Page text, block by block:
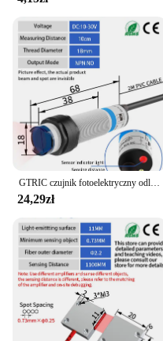
GTRIC czujnik fotoelektryczny odległość wykrywania rozproszonego podczerwieni 10cm seria E3F 10-30VDC NPN PNP przełącznik optyczny
24,29zł